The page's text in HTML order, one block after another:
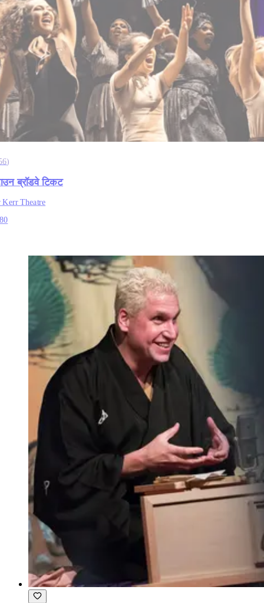
)
ब्रॉडवे टिकट
Kerr Theatre